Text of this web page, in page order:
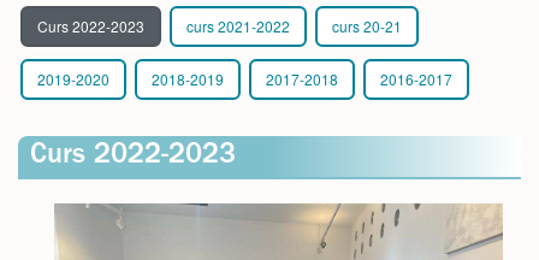
Curs 2022-2023 curs 2021-2022 curs 20-21
2019-2020 2018-2019 2017-2018 2016-2017
Curs 2022-2023